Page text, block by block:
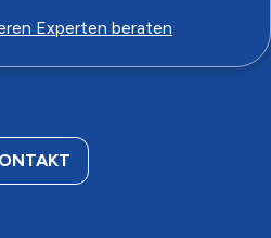
Experten beraten